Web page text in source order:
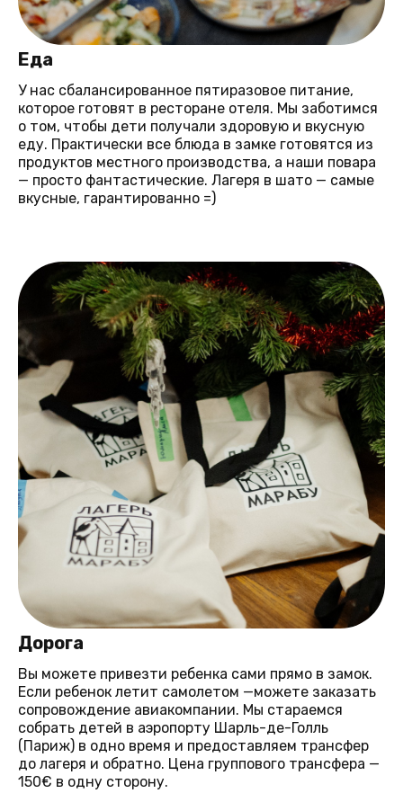
Еда
У нас сбалансированное пятиразовое питание,
которое готовят в ресторане отеля. Мы заботимся
о том, чтобы дети получали здоровую и вкусную
еду. Практически все блюда в замке готовятся из
продуктов местного производства, а наши повара
— просто фантастические. Лагеря в шато — самые
вкусные, гарантированно =)
Дорога
Вы можете привезти ребенка сами прямо в замок.
Если ребенок летит самолетом —можете заказать
сопровождение авиакомпании. Мы стараемся
собрать детей в аэропорту Шарль-де-Голль
(Париж) в одно время и предоставляем трансфер
до лагеря и обратно. Цена группового трансфера —
150€ в одну сторону.